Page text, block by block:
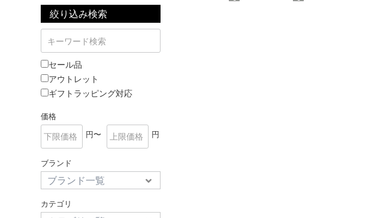
絞り込み検索
セール品
アウトレット
ギフトラッピング対応
価格
円〜
円
ブランド
カテゴリ